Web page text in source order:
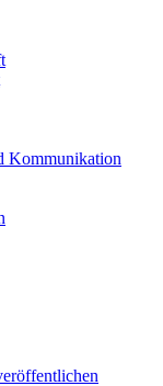
Kommunikation